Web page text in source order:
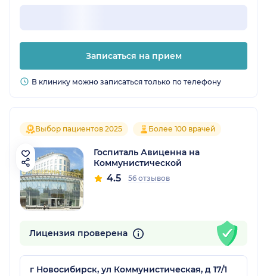
Записаться на прием
В клинику можно записаться только по телефону
Выбор пациентов 2025 Более 100 врачей
Госпиталь Авиценна на
Коммунистической
4.5 56 отзывов
Лицензия проверена
г Новосибирск, ул Коммунистическая, д 17/1